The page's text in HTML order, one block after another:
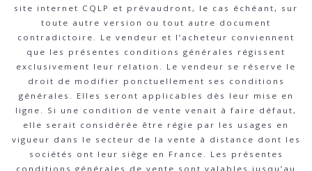
site internet CQLP et prévaudront, le cas échéant, sur
toute autre version ou tout autre document
contradictoire. Le vendeur et l’acheteur conviennent
que les présentes conditions générales régissent
exclusivement leur relation. Le vendeur se réserve le
droit de modifier ponctuellement ses conditions
générales. Elles seront applicables dès leur mise en
ligne. Si une condition de vente venait à faire défaut,
elle serait considérée être régie par les usages en
vigueur dans le secteur de la vente à distance dont les
sociétés ont leur siège en France. Les présentes
conditions générales de vente sont valables jusqu’au